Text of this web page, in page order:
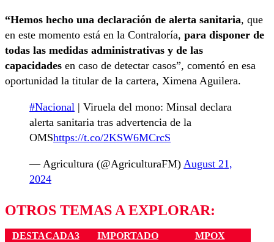
“Hemos hecho una declaración de alerta sanitaria, que
en este momento está en la Contraloría, para disponer de
todas las medidas administrativas y de las
capacidades en caso de detectar casos”, comentó en esa
oportunidad la titular de la cartera, Ximena Aguilera.
#Nacional | Viruela del mono: Minsal declara
alerta sanitaria tras advertencia de la
OMShttps://t.co/2KSW6MCrcS
— Agricultura (@AgriculturaFM) August 21,
2024
OTROS TEMAS A EXPLORAR:
DESTACADA3 IMPORTADO
MPOX